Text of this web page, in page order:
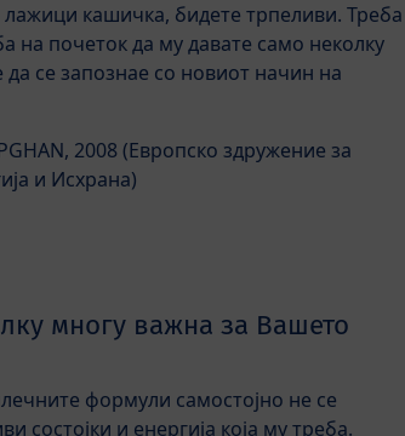
кашичка, бидете трпеливи. Треба
на почеток да му давате само неколку
се запознае со новиот начин на
2008 (Европско здружение за
и Исхрана)
многу важна за Вашето
формули самостојно не се
состојки и енергија која му треба.